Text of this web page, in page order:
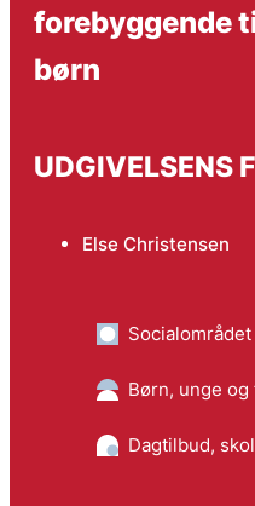
forebyggende
børn
UDGIVELSENS
Else Christensen
Socialområdet
Børn, unge og
Dagtilbud,